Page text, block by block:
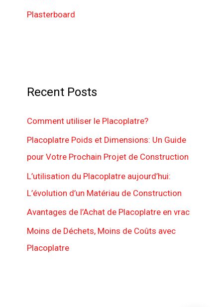
Plasterboard
Recent Posts
Comment utiliser le Placoplatre?
Placoplatre Poids et Dimensions: Un Guide
pour Votre Prochain Projet de Construction
L’utilisation du Placoplatre aujourd’hui:
L’évolution d’un Matériau de Construction
Avantages de l’Achat de Placoplatre en vrac
Moins de Déchets, Moins de Coûts avec
Placoplatre